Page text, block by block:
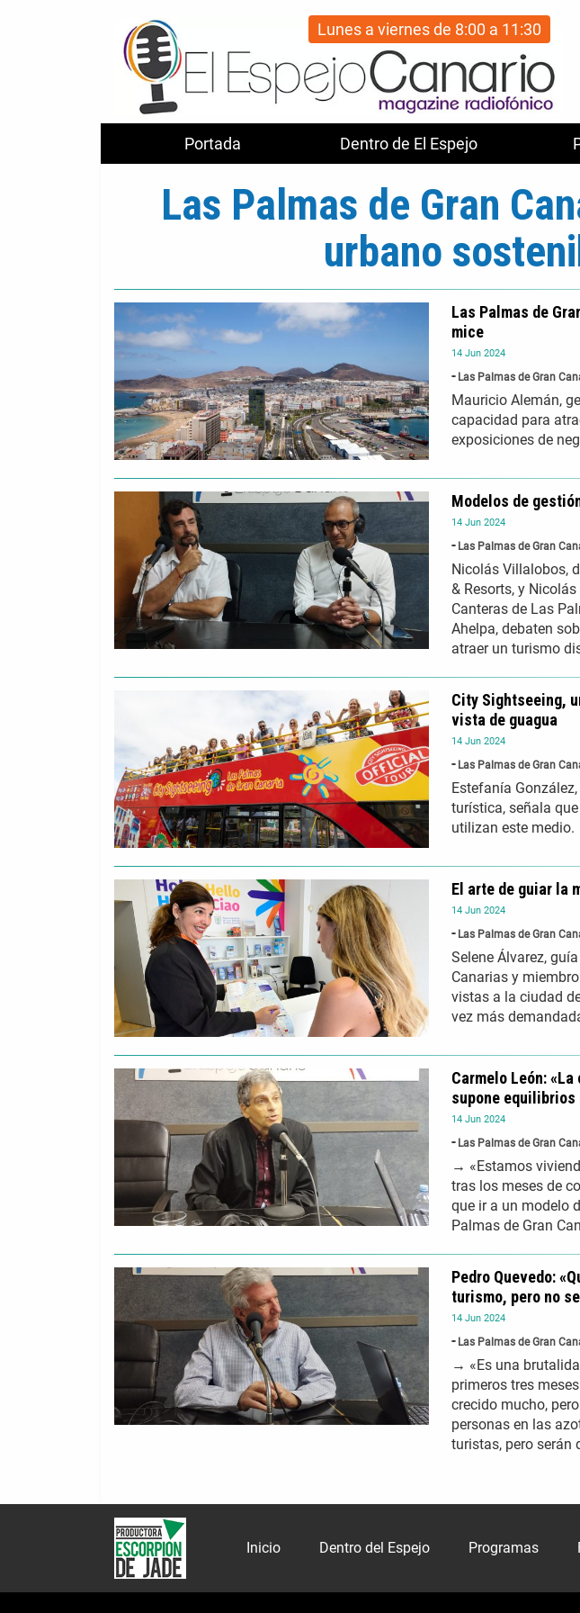
Portada Dentro de El Espejo
Lunes a viernes de 8:00 a 11:30
Las Palmas de Gran
urbano
14 Jun 2024
Las Palmas de Gran
Las Palmas de
mice
Mauricio Alemán,
capacidad para
exposiciones de
14 Jun 2024
Las Palmas de Gran
Modelos de
Nicolás Villalobos,
& Resorts, y
Canteras de Las
Ahelpa, debaten
atraer un turismo
14 Jun 2024
Las Palmas de Gran
City Sightseeing,
vista de guagua
Estefanía
turística, señala
utilizan este medio.
14 Jun 2024
Las Palmas de Gran
El arte de guiar la
Selene Álvarez,
Canarias y
vistas a la ciudad
vez más
14 Jun 2024
Las Palmas de Gran
Carmelo León:
supone equilibrios
→ «Estamos
tras los meses de
que ir a un modelo
Palmas de Gran
14 Jun 2024
Las Palmas de Gran
Pedro Quevedo:
turismo, pero no
→ «Es una
primeros tres
crecido mucho,
personas en las
turistas, pero serán
Inicio Dentro del Espejo Programas